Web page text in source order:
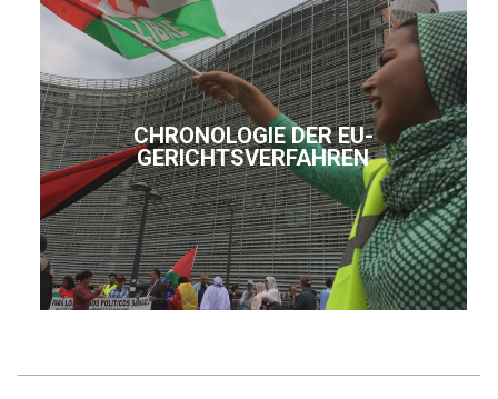
CHRONOLOGIE DER EU-
GERICHTSVERFAHREN